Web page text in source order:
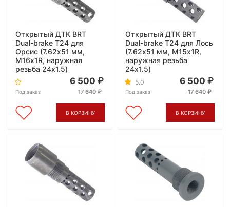
Открытый ДТК BRT
Dual-brake Т24 для
Орсис (7.62х51 мм,
M16х1R, наружная
резьба 24x1.5)
Под заказ
6 500
17 640
В КОРЗИНУ
Открытый ДТК BRT
Dual-brake Т24 для Лось
(7.62х51 мм, M15х1R,
наружная резьба
24x1.5)
5.0
Под заказ
6 500
17 640
В КОРЗИНУ